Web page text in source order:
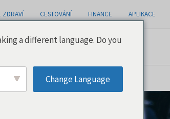
ZDRAVÍ CESTOVÁNÍ FINANCE APLIKACE
a different language. Do you
Change Language